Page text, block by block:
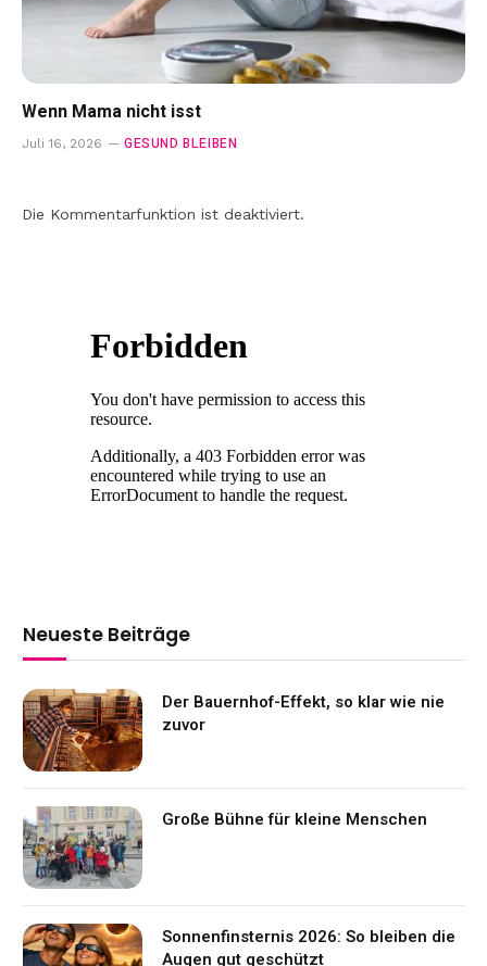
Wenn Mama nicht isst
Juli 16, 2026 GESUND BLEIBEN
Die Kommentarfunktion ist deaktiviert.
Neueste Beiträge
Der Bauernhof-Effekt, so klar wie nie
zuvor
Große Bühne für kleine Menschen
Sonnenfinsternis 2026: So bleiben die
Augen gut geschützt